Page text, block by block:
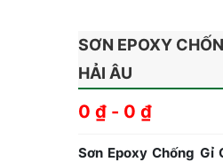
SƠN EPOXY
HẢI ÂU
0 ₫ - 0 ₫
Sơn Epoxy Chống Gỉ